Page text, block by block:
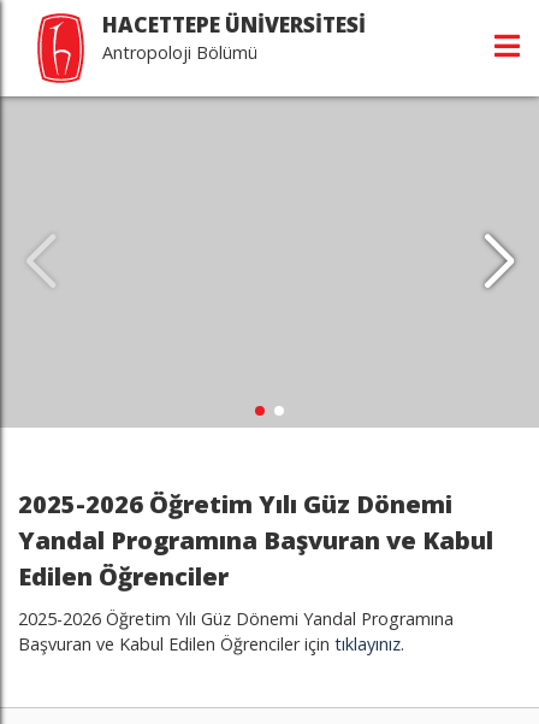
HACETTEPE ÜNİVERSİTESİ
Antropoloji Bölümü
2025-2026 Öğretim Yılı Güz Dönemi
Yandal Programına Başvuran ve Kabul
Edilen Öğrenciler
2025-2026 Öğretim Yılı Güz Dönemi Yandal Programına
Başvuran ve Kabul Edilen Öğrenciler için tıklayınız.